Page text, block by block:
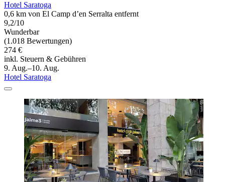
Hotel Saratoga
0,6 km von El Camp d’en Serralta entfernt
9,2/10
Wunderbar
(1.018 Bewertungen)
274 €
inkl. Steuern & Gebühren
9. Aug.–10. Aug.
Hotel Saratoga